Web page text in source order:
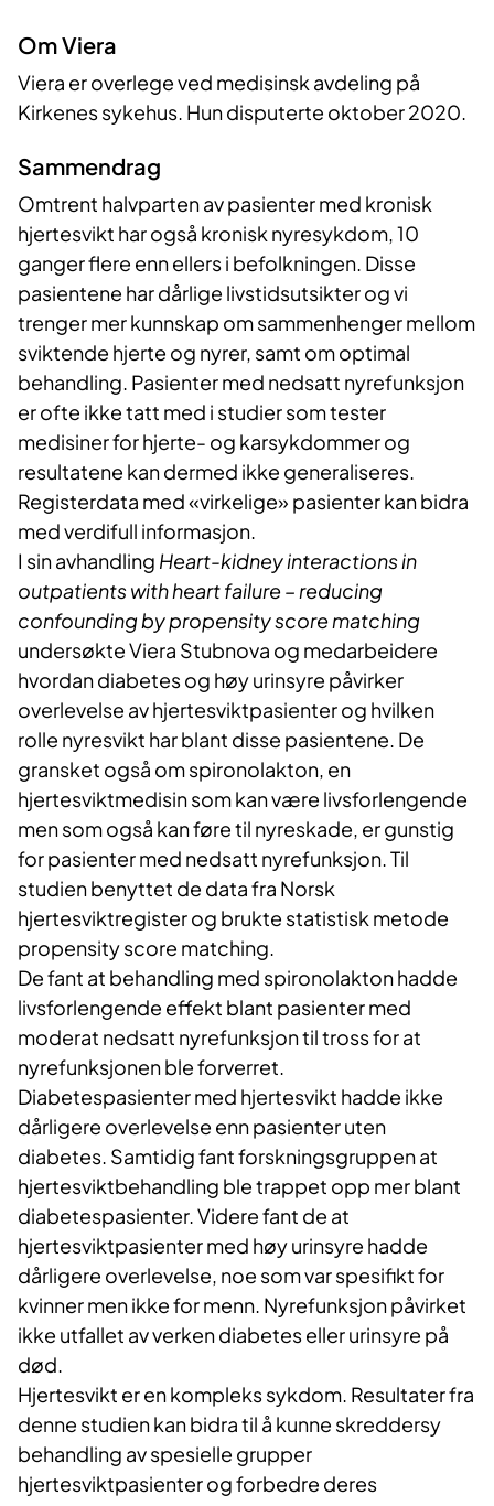
​Om Viera
Viera er overlege ved medisinsk avdeling på
Kirkenes sykehus. Hun disputerte oktober 2020.
Sammendrag
Omtrent halvparten av pasienter med kronisk
hjertesvikt har også kronisk nyresykdom, 10
ganger flere enn ellers i befolkningen. Disse
pasientene har dårlige livstidsutsikter og vi
trenger mer kunnskap om sammenhenger mellom
sviktende hjerte og nyrer, samt om optimal
behandling. Pasienter med nedsatt nyrefunksjon
er ofte ikke tatt med i studier som tester
medisiner for hjerte- og karsykdommer og
resultatene kan dermed ikke generaliseres.
Registerdata med «virkelige» pasienter kan bidra
med verdifull informasjon.
I sin avhandling Heart-kidney interactions in
outpatients with heart failure – reducing
confounding by propensity score matching
undersøkte Viera Stubnova og medarbeidere
hvordan diabetes og høy urinsyre påvirker
overlevelse av hjertesviktpasienter og hvilken
rolle nyresvikt har blant disse pasientene. De
gransket også om spironolakton, en
hjertesviktmedisin som kan være livsforlengende
men som også kan føre til nyreskade, er gunstig
for pasienter med nedsatt nyrefunksjon. Til
studien benyttet de data fra Norsk
hjertesviktregister og brukte statistisk metode
propensity score matching.
De fant at behandling med spironolakton hadde
livsforlengende effekt blant pasienter med
moderat nedsatt nyrefunksjon til tross for at
nyrefunksjonen ble forverret.
Diabetespasienter med hjertesvikt hadde ikke
dårligere overlevelse enn pasienter uten
diabetes. Samtidig fant forskningsgruppen at
hjertesviktbehandling ble trappet opp mer blant
diabetespasienter. Videre fant de at
hjertesviktpasienter med høy urinsyre hadde
dårligere overlevelse, noe som var spesifikt for
kvinner men ikke for menn. Nyrefunksjon påvirket
ikke utfallet av verken diabetes eller urinsyre på
død.
Hjertesvikt er en kompleks sykdom. Resultater fra
denne studien kan bidra til å kunne skreddersy
behandling av spesielle grupper
hjertesviktpasienter og forbedre deres